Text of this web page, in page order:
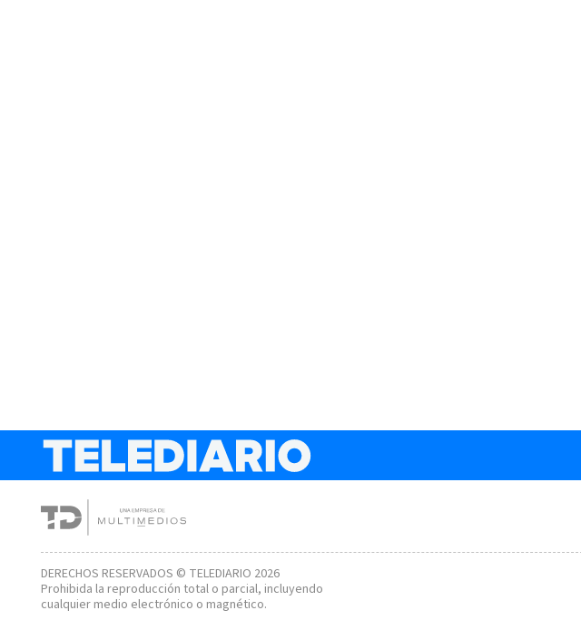
DERECHOS RESERVADOS © TELEDIARIO 2026
Prohibida la reproducción total o parcial, incluyendo
cualquier medio electrónico o magnético.